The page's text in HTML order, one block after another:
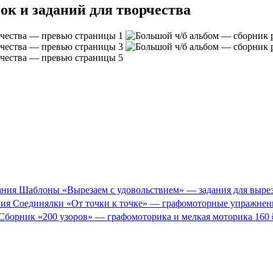
и заданий для творчества
Шаблоны «Вырезаем с удовольствием» — задания для
Соединялки «От точки к точке» — графомоторные
«200 узоров» — графомоторика и мелкая моторика 160